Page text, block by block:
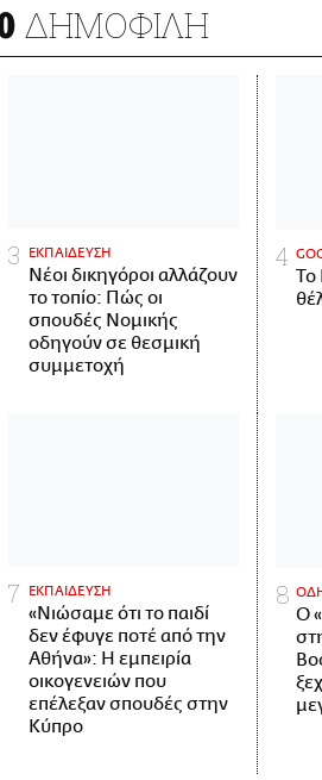
ΔΗΜΟΦΙΛΗ
ΕΚΠΑΙΔΕΥΣΗ
Νέοι δικηγόροι αλλάζουν
το τοπίο: Πώς οι
σπουδές Νομικής
οδηγούν σε θεσμική
συμμετοχή
Το
ΕΚΠΑΙΔΕΥΣΗ
«Νιώσαμε ότι το παιδί
δεν έφυγε ποτέ από την
Αθήνα»: Η εμπειρία
οικογενειών που
επέλεξαν σπουδές στην
Κύπρο
Ο